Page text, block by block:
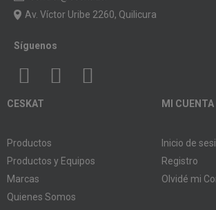
Av. Víctor Uribe 2260, Quilicura
Síguenos
CESKAT
Productos
Productos y Equipos
Marcas
Quienes Somos
MI CUENTA
Inicio de
Registro
Olvidé mi